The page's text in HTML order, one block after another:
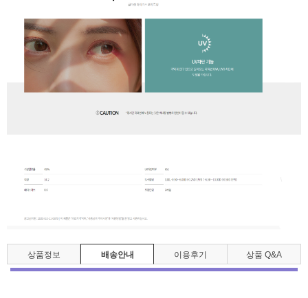
상품정보 배송안내 이용후기 상품 Q&A